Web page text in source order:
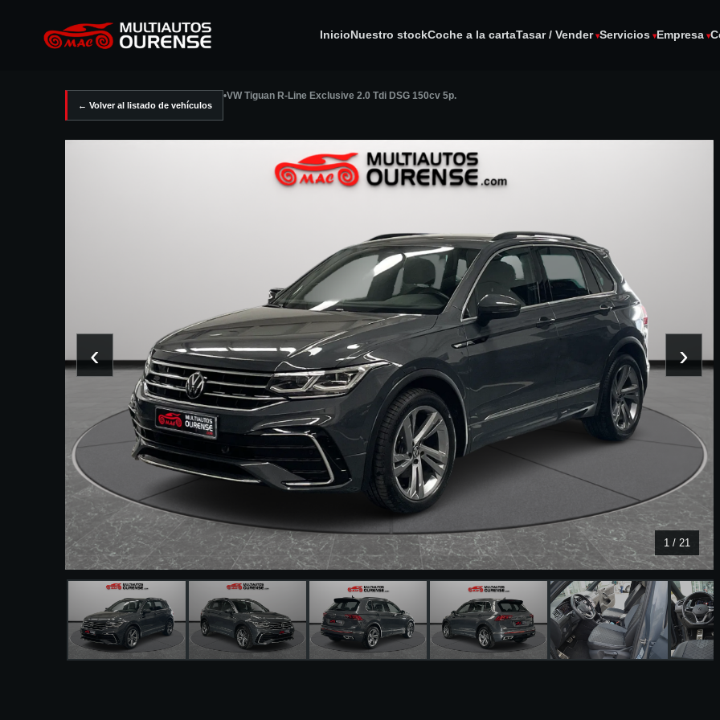
InicioNuestro stockCoche a la cartaTasar / Vender Servicios Empresa
← Volver al listado de vehículos
•VW Tiguan R-Line Exclusive 2.0 Tdi DSG 150cv 5p.
1/ 21
‹ ›